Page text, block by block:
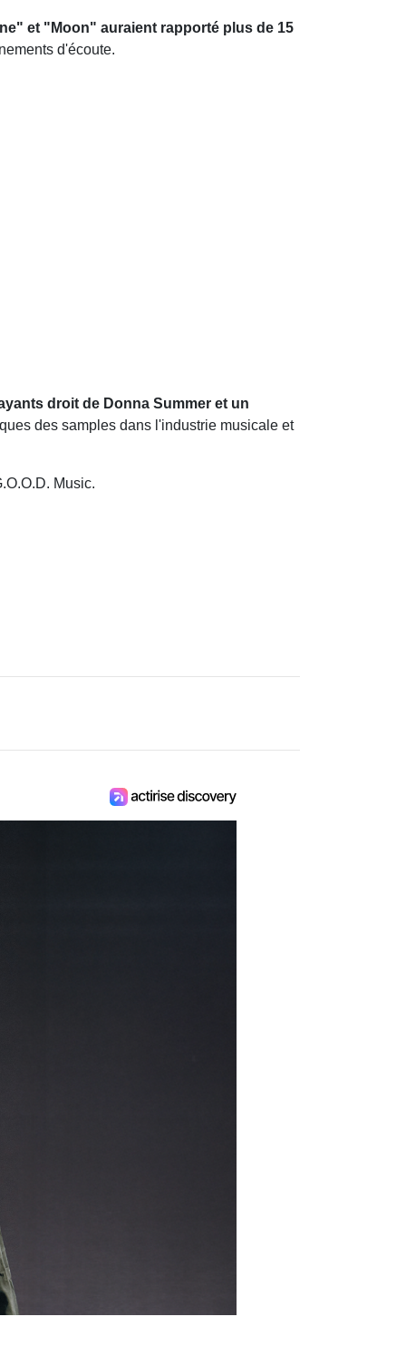
et "Moon" auraient rapporté plus de 15
d'écoute.
droit de Donna Summer et un
des samples dans l'industrie musicale et
Music.